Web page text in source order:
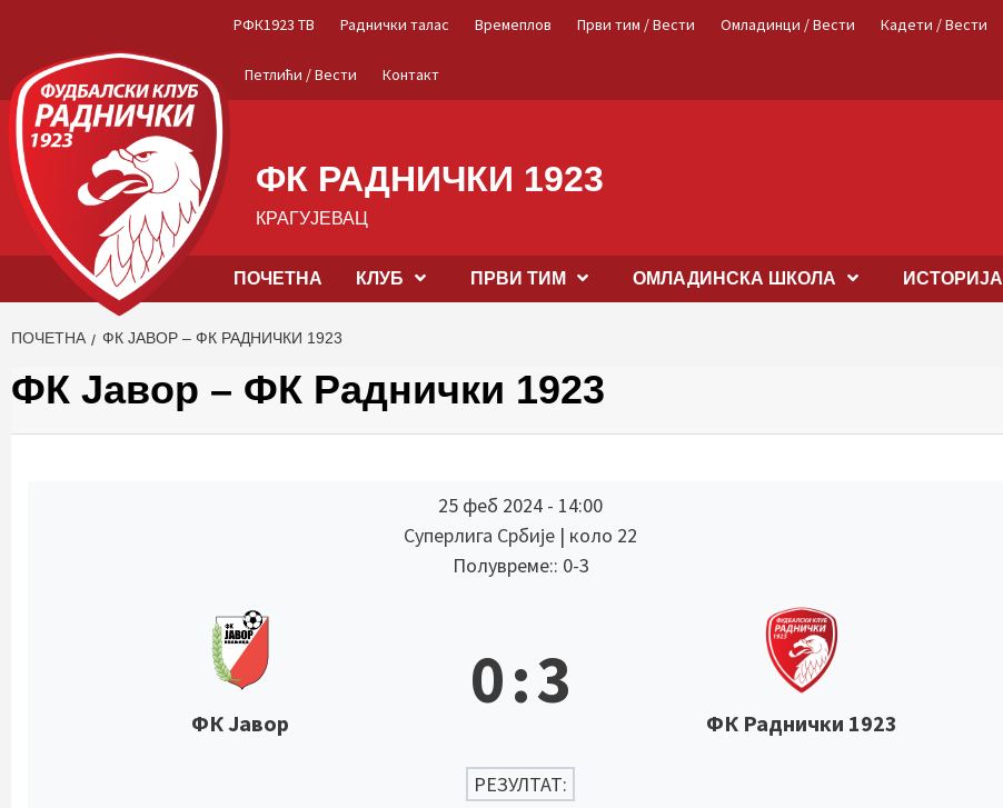
content
РФК1923 ТВ Раднички талас Времеплов Први тим / Вести Омладинци / Вести Кадети / Вести
Петлићи / Вести Контакт
ФК РАДНИЧКИ 1923
КРАГУЈЕВАЦ
ПОЧЕТНА КЛУБ ПРВИ ТИМ OМЛАДИНСКА ШКОЛА ИСТОРИЈА
ПОЧЕТНА ФК ЈАВОР – ФК РАДНИЧКИ 1923
ФК Јавор – ФК Раднички 1923
25 феб 2024 - 14:00
Суперлига Србије | коло 22
Полувреме:: 0-3
ФК Јавор
0:3
ФК Раднички 1923
РЕЗУЛТАТ: